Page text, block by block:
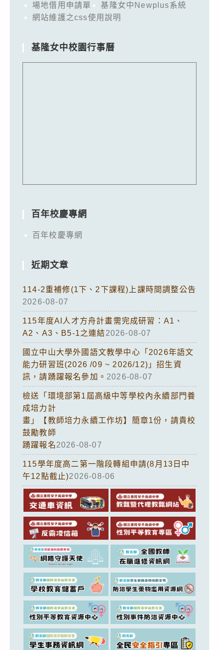
場地借用申請單
基隆女中Newplus系統
網站維護之css使用說明
基隆女中校園行事曆
百年校慶專網
百年校慶專網
近期文章
114-2重補修(1下、2下課程)上課時間調整公告
2026-08-07
115年度AI人才方舟計畫需完成研習：A1、
A2、A3、B5-1之連結2026-08-07
國立中山大學外國語文教學中心「2026年語文
能力研習班(2026 /09 ~ 2026/12)」招生資
訊，請踴躍報名參加。 2026-08-07
檢送「環境部第1屆高級中等學校內永續部門養
成培力計
畫」【教師培力永續工作坊】簡章1份，請貴校
鼓勵教師
踴躍報名2026-08-07
115學年度高二第一階段轉組申請(8月13日中
午12點截止)2026-08-06